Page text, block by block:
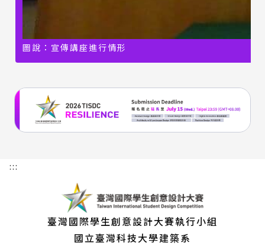
圖說：宣傳講座進行情形
:::
臺灣國際學生創意設計大賽執行小組
國立臺灣科技大學建築系